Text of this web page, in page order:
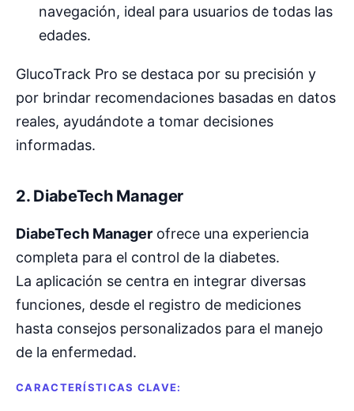
navegación, ideal para usuarios de todas las
edades.
GlucoTrack Pro se destaca por su precisión y
por brindar recomendaciones basadas en datos
reales, ayudándote a tomar decisiones
informadas.
2. DiabeTech Manager
DiabeTech Manager ofrece una experiencia
completa para el control de la diabetes.
La aplicación se centra en integrar diversas
funciones, desde el registro de mediciones
hasta consejos personalizados para el manejo
de la enfermedad.
CARACTERÍSTICAS CLAVE: